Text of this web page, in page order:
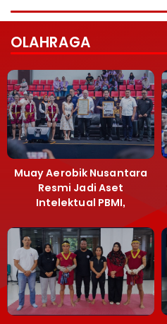
OLAHRAGA
Muay Aerobik Nusantara
Resmi Jadi Aset
Intelektual PBMI,
Terobosan Bangun
Grassroots